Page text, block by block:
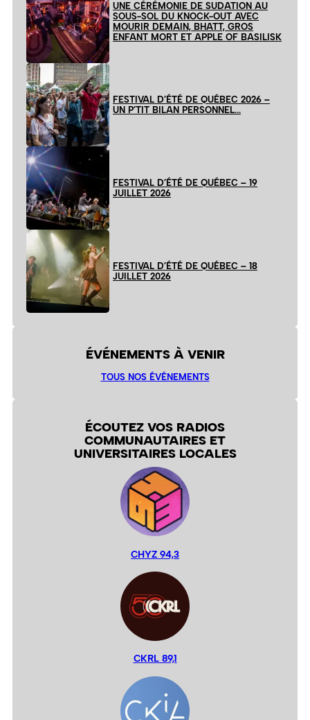
UNE CÉRÉMONIE DE SUDATION AU
SOUS-SOL DU KNOCK-OUT AVEC
MOURIR DEMAIN, BHATT, GROS
ENFANT MORT ET APPLE OF BASILISK
FESTIVAL D’ÉTÉ DE QUÉBEC 2026 –
UN P’TIT BILAN PERSONNEL…
FESTIVAL D’ÉTÉ DE QUÉBEC – 19
JUILLET 2026
FESTIVAL D’ÉTÉ DE QUÉBEC – 18
JUILLET 2026
ÉVÉNEMENTS À VENIR
TOUS NOS ÉVÉNEMENTS
ÉCOUTEZ VOS RADIOS
COMMUNAUTAIRES ET
UNIVERSITAIRES LOCALES
CHYZ 94,3
CKRL 89,1